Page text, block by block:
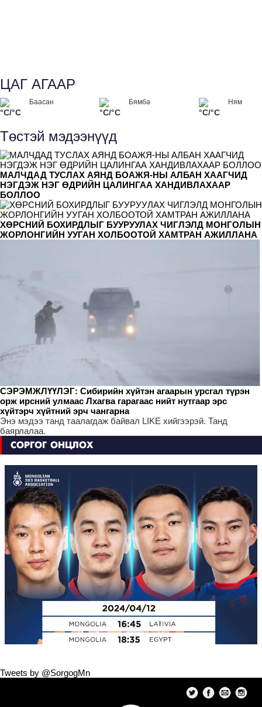
ЦАГ АГААР
Баасан
°C/°C
Бямба
°C/°C
Ням
°C/°C
Төстэй мэдээнүүд
МАЛЧДАД ТУСЛАХ АЯНД БОАЖЯ-НЫ АЛБАН ХААГЧИД
НЭГДЭЖ НЭГ ӨДРИЙН ЦАЛИНГАА ХАНДИВЛАХААР
БОЛЛОО
ХӨРСНИЙ БОХИРДЛЫГ БУУРУУЛАХ ЧИГЛЭЛД МОНГОЛЫН
ЖОРЛОНГИЙН УУГАН ХОЛБООТОЙ ХАМТРАН АЖИЛЛАНА
СЭРЭМЖЛҮҮЛЭГ: Сибирийн хүйтэн агаарын урсгал түрэн
орж ирсний улмаас Лхагва гарагаас нийт нутгаар эрс
хүйтэрч хүйтний эрч чангарна
Энэ мэдээ танд таалагдаж байвал LIKE хийгээрэй. Танд
баярлалаа.
СОРГОГ ОНЦЛОХ
Tweets by @SorgogMn